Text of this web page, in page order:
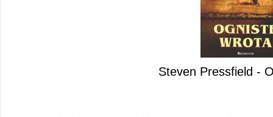
Steven Pressfield -